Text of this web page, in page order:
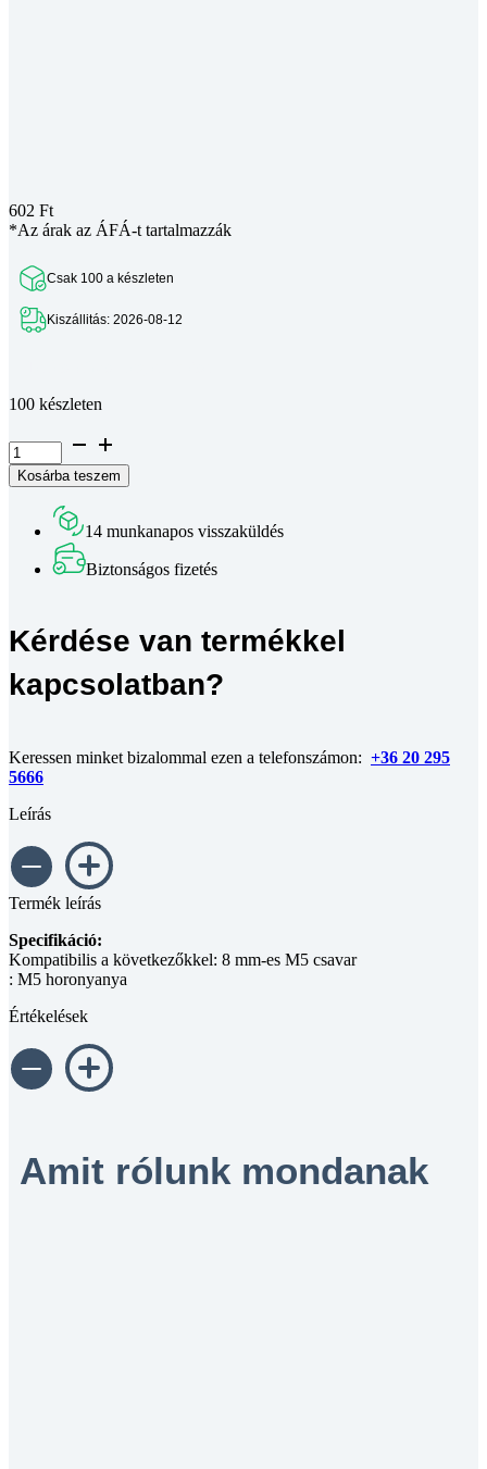
602 Ft
*Az árak az ÁFÁ-t tartalmazzák
Csak 100 a készleten
Kiszállitás: 2026-08-12
100 készleten
OpenBuilds
univerzális
sarokelem
eloxált
mennyiség
Kosárba teszem
14 munkanapos visszaküldés
Biztonságos fizetés
Kérdése van termékkel
kapcsolatban?
Keressen minket bizalommal ezen a telefonszámon: +36 20 295
5666
Leírás
Termék leírás
Specifikáció:
Kompatibilis a következőkkel: 8 mm-es M5 csavar
: M5 horonyanya
Értékelések
Amit rólunk mondanak